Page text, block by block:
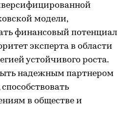
модели,
финансовый потенциал
эксперта в области
устойчивого роста.
надежным партнером
в обществе и